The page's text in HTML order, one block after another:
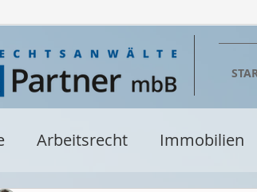
Arbeitsrecht Immobilien